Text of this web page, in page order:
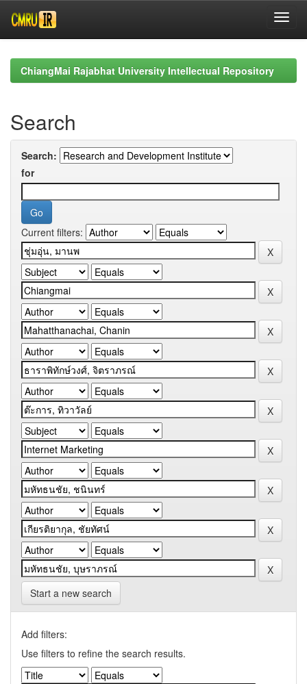
navigationChiangMai Rajabhat University Intellectual Repository
Search
Search:
for
Current filters:
Start a new search
Add filters:
Use filters to refine the search results.